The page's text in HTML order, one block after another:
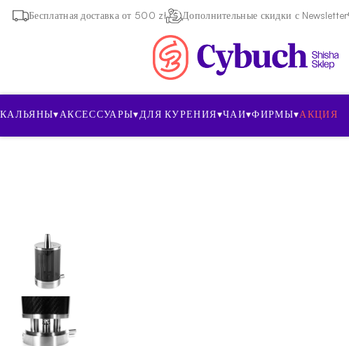
Бесплатная доставка от 500 zł Дополнительные скидки с Newsletter
КАЛЬЯНЫ▾АКСЕССУАРЫ▾ДЛЯ КУРЕНИЯ▾ЧАИ▾ФИРМЫ▾АКЦИЯ